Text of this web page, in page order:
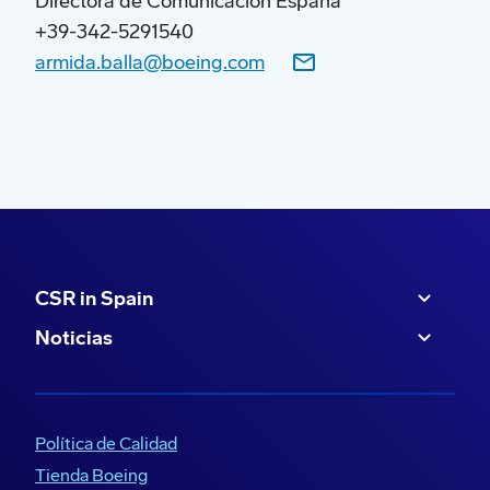
el 39% de la energía consumida en las
actividades de Boeing en 2023 procedía de
pertenecientes a minorías raciales/étnicas
de mujeres en la plantilla de Boeing ha
aumentado en 1,2 puntos, desde 2020 en
Incremento de 100.000 horas de
hasta un total de 477.000 horas destinadas
a causas benéficas en todo el mundo.
+39-342-5291540
armida.balla@boeing.com
CSR in Spain
Noticias
Política de Calidad
Tienda Boeing